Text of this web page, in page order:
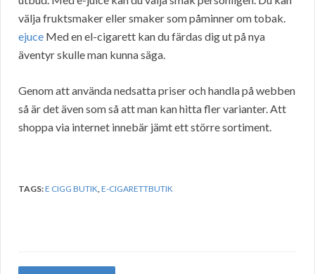
välja fruktsmaker eller smaker som påminner om tobak.
ejuce Med en el-cigarett kan du färdas dig ut på nya
äventyr skulle man kunna säga.
Genom att använda nedsatta priser och handla på webben
så är det även som så att man kan hitta fler varianter. Att
shoppa via internet innebär jämt ett större sortiment.
TAGS:E CIGG BUTIK,E-CIGARETTBUTIK